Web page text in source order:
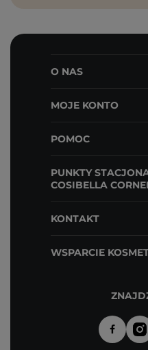
O NAS
MOJE KONTO
POMOC
PUNKTY
COSIBELLA
KONTAKT
WSPARCIE